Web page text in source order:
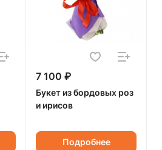
7 100 ₽
Букет из бордовых роз
и ирисов
Подробнее